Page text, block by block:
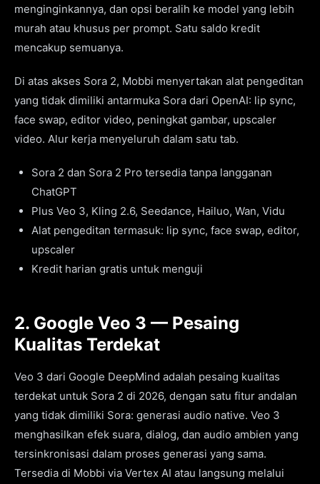
menginginkannya, dan opsi beralih ke model yang lebih
murah atau khusus per prompt. Satu saldo kredit
mencakup semuanya.
Di atas akses Sora 2, Mobbi menyertakan alat pengeditan
yang tidak dimiliki antarmuka Sora dari OpenAI: lip sync,
face swap, editor video, peningkat gambar, upscaler
video. Alur kerja menyeluruh dalam satu tab.
Sora 2 dan Sora 2 Pro tersedia tanpa langganan
ChatGPT
Plus Veo 3, Kling 2.6, Seedance, Hailuo, Wan, Vidu
Alat pengeditan termasuk: lip sync, face swap, editor,
upscaler
Kredit harian gratis untuk menguji
2. Google Veo 3 — Pesaing
Kualitas Terdekat
Veo 3 dari Google DeepMind adalah pesaing kualitas
terdekat untuk Sora 2 di 2026, dengan satu fitur andalan
yang tidak dimiliki Sora: generasi audio native. Veo 3
menghasilkan efek suara, dialog, dan audio ambien yang
tersinkronisasi dalam proses generasi yang sama.
Tersedia di Mobbi via Vertex AI atau langsung melalui